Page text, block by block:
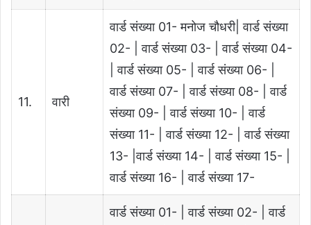
11. वारी
वार्ड संख्या 01- मनोज चौधरी| वार्ड संख्या
02- | वार्ड संख्या 03- | वार्ड संख्या 04-
| वार्ड संख्या 05- | वार्ड संख्या 06- |
वार्ड संख्या 07- | वार्ड संख्या 08- | वार्ड
संख्या 09- | वार्ड संख्या 10- | वार्ड
संख्या 11- | वार्ड संख्या 12- | वार्ड संख्या
13- |वार्ड संख्या 14- | वार्ड संख्या 15- |
वार्ड संख्या 16- | वार्ड संख्या 17-
वार्ड संख्या 01- | वार्ड संख्या 02- | वार्ड